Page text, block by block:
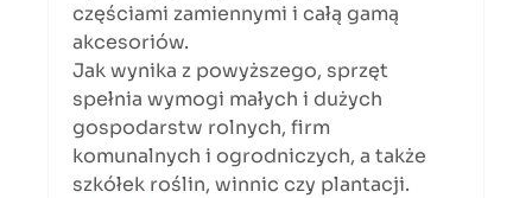
częściami zamiennymi i całą gamą
akcesoriów.
Jak wynika z powyższego, sprzęt
spełnia wymogi małych i dużych
gospodarstw rolnych, firm
komunalnych i ogrodniczych, a także
szkółek roślin, winnic czy plantacji.